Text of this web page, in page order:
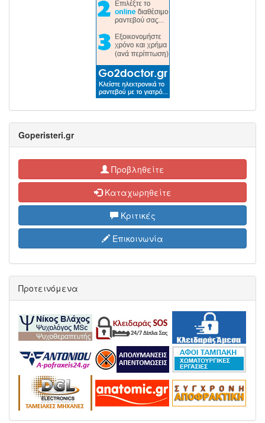
Goperisteri.gr
Προβληθείτε
Καταχωρηθείτε
Κριτικές
Επικοινωνία
Προτεινόμενα